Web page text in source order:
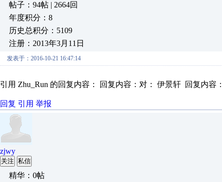
帖子：94帖 | 2664回
年度积分：8
历史总积分：5109
注册：2013年3月11日
发表于：2016-10-21 16:47:14
引用 Zhu_Run 的回复内容： 回复内容：对： 伊景轩 回复内容
回复 引用 举报
zjwy
关注 私信
精华：0帖